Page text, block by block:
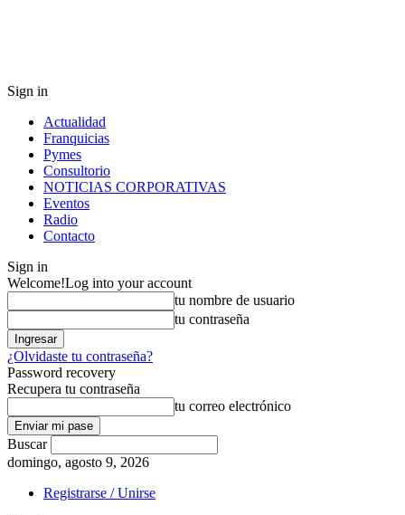
Sign in
Actualidad
Franquicias
Pymes
Consultorio
NOTICIAS CORPORATIVAS
Eventos
Radio
Contacto
Sign in
Welcome!Log into your account
tu nombre de usuario
tu contraseña
¿Olvidaste tu contraseña?
Password recovery
Recupera tu contraseña
tu correo electrónico
Buscar
domingo, agosto 9, 2026
Registrarse / Unirse